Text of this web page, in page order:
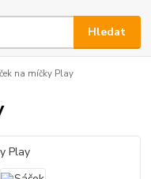
Hledat
na míčky Play